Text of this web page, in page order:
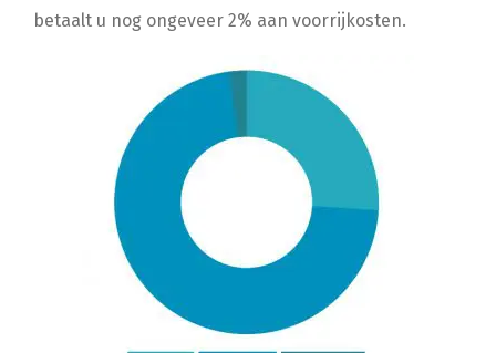
betaalt u nog ongeveer 2% aan voorrijkosten.